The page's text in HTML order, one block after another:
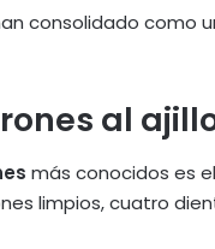
consolidado como
al
más conocidos es el
limpios, cuatro